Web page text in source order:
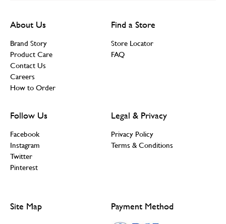
About Us
Brand Story
Product Care
Contact Us
Careers
How to Order
Find a Store
Store Locator
FAQ
Follow Us
Facebook
Instagram
Twitter
Pinterest
Legal & Privacy
Privacy Policy
Terms & Conditions
Site Map Payment Method